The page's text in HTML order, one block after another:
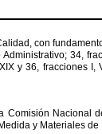
con
Administrativo; 34,
y 36, fracciones I,
Comisión Nacional
Medida y Materiales de